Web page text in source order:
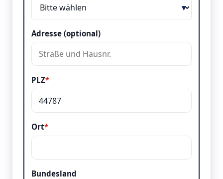
Adresse (optional)
PLZ*
Ort*
Bundesland